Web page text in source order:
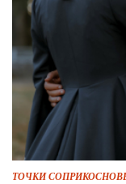
ТОЧКИ